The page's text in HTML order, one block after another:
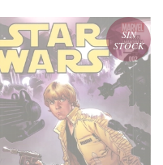
SIN
STOCK